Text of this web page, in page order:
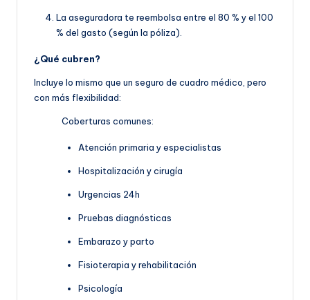
La aseguradora te reembolsa entre el 80 % y el 100
% del gasto (según la póliza).
¿Qué cubren?
Incluye lo mismo que un seguro de cuadro médico, pero
con más flexibilidad:
Coberturas comunes:
Atención primaria y especialistas
Hospitalización y cirugía
Urgencias 24h
Pruebas diagnósticas
Embarazo y parto
Fisioterapia y rehabilitación
Psicología